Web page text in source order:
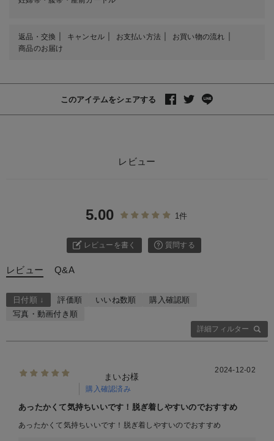
返品・交換 キャンセル お支払い方法
お買い物の流れ
商品のお届け
このアイテムをシェアする
レビュー
5.00 1件
レビューを書く 質問する
レビュー Q&A
詳細フィルター
日付順 ↓ 評価順 いいね数順
購入確認順
写真・動画付き順
まいお様
購入確認済み
2024-12-02
あったかくて気持ちいいです！脱ぎ着しやすいのでおすすめ
あったかくて気持ちいいです！脱ぎ着しやすいのでおすすめ